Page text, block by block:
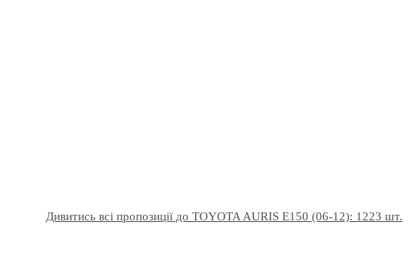
Дивитись всі пропозиції до TOYOTA AURIS E150 (06-12): 1223 шт.